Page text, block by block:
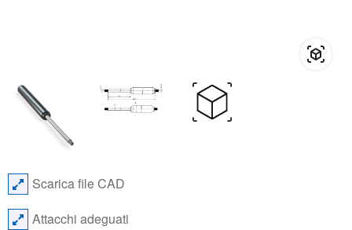
Scarica file CAD
Attacchi adeguati